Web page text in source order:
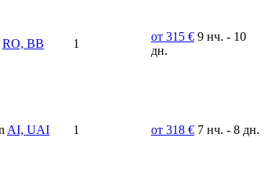
RO, BB 1
от 315 € 9 нч. - 10
дн.
AI, UAI 1 от 318 € 7 нч. - 8 дн.